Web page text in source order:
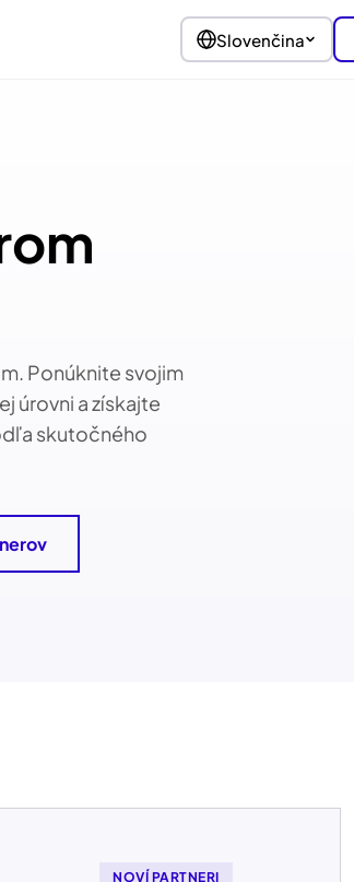
Slovenčina
Ponúknite svojim
úrovni a získajte
skutočného
NOVÍ PARTNERI